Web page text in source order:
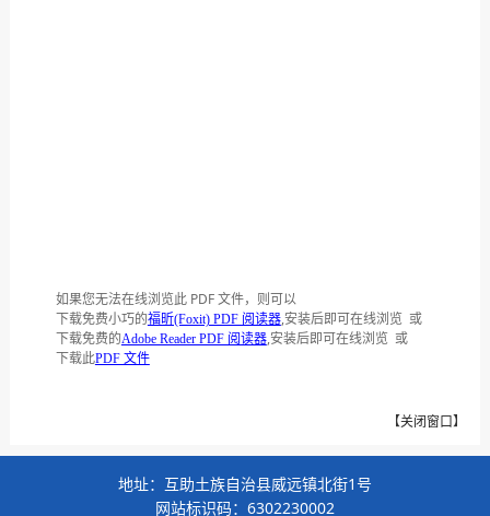
如果您无法在线浏览此 PDF 文件，则可以
下载免费小巧的福昕(Foxit) PDF 阅读器,安装后即可在线浏览 或
下载免费的Adobe Reader PDF 阅读器,安装后即可在线浏览 或
下载此PDF 文件
【关闭窗口 】
地址：互助土族自治县威远镇北街1号
网站标识码：6302230002